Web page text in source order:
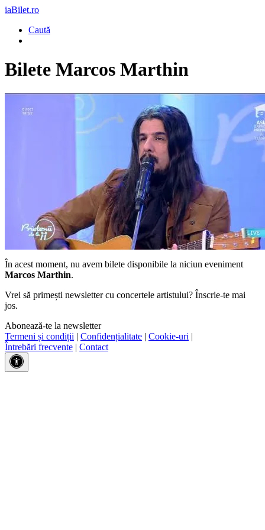
iaBilet.ro
Caută
Bilete Marcos Marthin
În acest moment, nu avem bilete disponibile la niciun eveniment
Marcos Marthin.
Vrei să primești newsletter cu concertele artistului? Înscrie-te mai
jos.
Abonează-te la newsletter
Termeni și condiții | Confidențialitate | Cookie-uri |
Întrebări frecvente | Contact